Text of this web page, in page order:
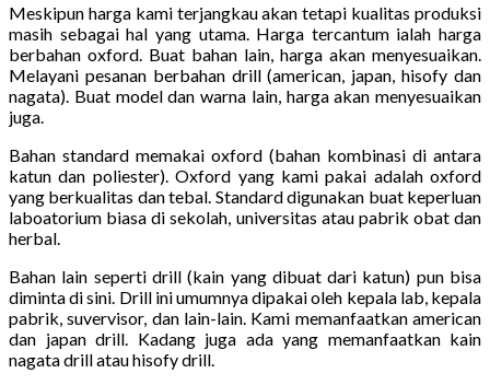
Meskipun harga kami terjangkau akan tetapi kualitas produksi
masih sebagai hal yang utama. Harga tercantum ialah harga
berbahan oxford. Buat bahan lain, harga akan menyesuaikan.
Melayani pesanan berbahan drill (american, japan, hisofy dan
nagata). Buat model dan warna lain, harga akan menyesuaikan
juga.
Bahan standard memakai oxford (bahan kombinasi di antara
katun dan poliester). Oxford yang kami pakai adalah oxford
yang berkualitas dan tebal. Standard digunakan buat keperluan
laboatorium biasa di sekolah, universitas atau pabrik obat dan
herbal.
Bahan lain seperti drill (kain yang dibuat dari katun) pun bisa
diminta di sini. Drill ini umumnya dipakai oleh kepala lab, kepala
pabrik, suvervisor, dan lain-lain. Kami memanfaatkan american
dan japan drill. Kadang juga ada yang memanfaatkan kain
nagata drill atau hisofy drill.